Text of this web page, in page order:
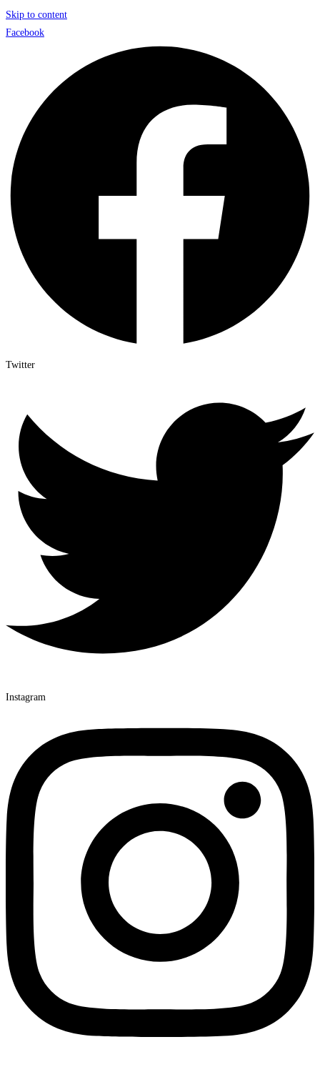
Skip to content
Facebook
Twitter
Instagram